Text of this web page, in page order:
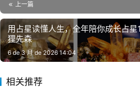
上一篇
用占星读懂人生，全年陪你成长占星
狸先森
6 de 3 月 de 2026 14:04
相关推荐